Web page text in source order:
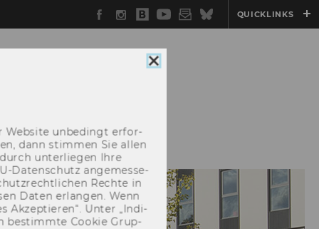
Facebook
Instagram
WU
Blog
YouTube
Newsletter
BlueskyQUICKLINKS
Cookie
Web­site un­be­dingt er­for­
dann stim­men Sie allen
un­ter­lie­gen Ihre
​Datenschutz an­ge­mes­se­
Rech­te in
Daten er­lan­gen. Wenn
Ak­zep­tie­ren“. Unter „In­di­
be­stimm­te Coo­kie Grup­